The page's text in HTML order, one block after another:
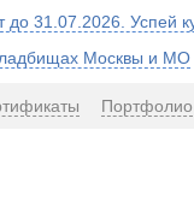
до 31.07.2026. Успей
Москвы и МО
Портфолио